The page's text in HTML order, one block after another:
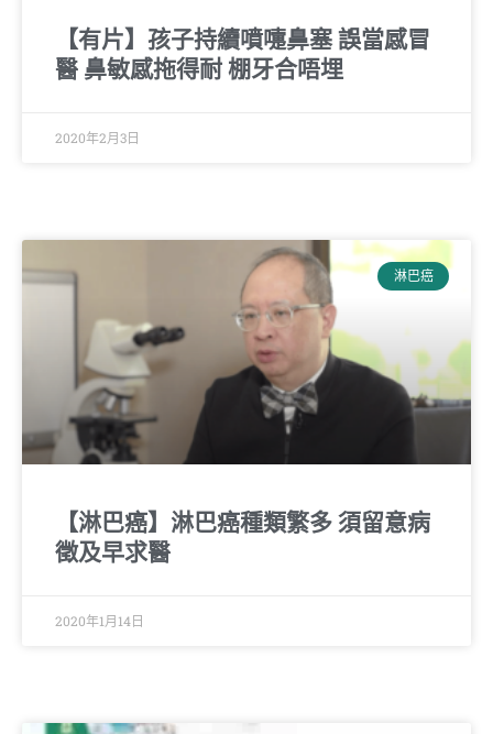
【有片】孩子持續噴嚏鼻塞 誤當感冒
醫 鼻敏感拖得耐 棚牙合唔埋
2020年2月3日
淋巴癌
【淋巴癌】淋巴癌種類繁多 須留意病
徵及早求醫
2020年1月14日